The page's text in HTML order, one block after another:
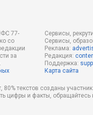
77-
со
за
Сервисы,
Сервисы,
Реклама:
Редакция:
Поддержка:
Карта сайта
80% текстов созданы
цифры и факты,